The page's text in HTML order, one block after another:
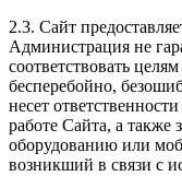
2.3. Сайт
Администрация не
соответствовать
бесперебойно,
несет
работе Сайта, а
оборудованию или
возникший в связи с